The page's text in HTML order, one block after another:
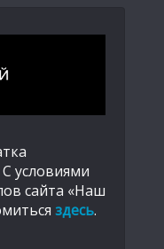
условиями
сайта «Наш
здесь.